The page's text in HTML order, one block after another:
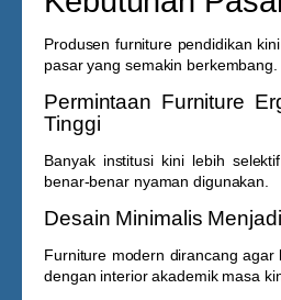
Produsen furniture pendidikan
pasar yang semakin berkembang.
Permintaan Furniture
Tinggi
Banyak institusi kini lebih
benar-benar nyaman digunakan.
Desain Minimalis
Furniture modern dirancang agar
dengan interior akademik masa